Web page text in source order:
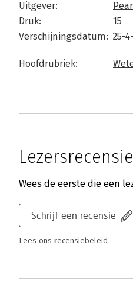
Uitgever:
Druk:
15
Verschijningsdatum: 25-
Hoofdrubriek:
Wees de eerste die een
Schrijf een recensie
Lees ons recensiebeleid